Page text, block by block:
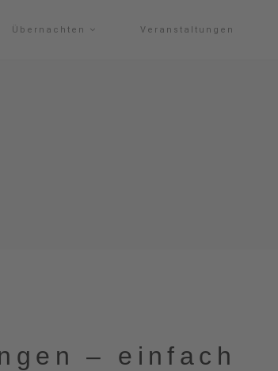
Übernachten Veranstaltungen
– einfach